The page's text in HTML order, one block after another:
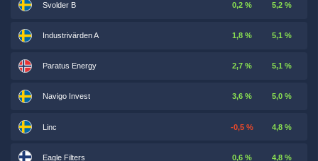
Svolder B 0,2 % 5,2 %
Industrivärden A 1,8 % 5,1 %
Paratus Energy 2,7 % 5,1 %
Navigo Invest 3,6 % 5,0 %
Linc -0,5 % 4,8 %
Eagle Filters 0,6 % 4,8 %